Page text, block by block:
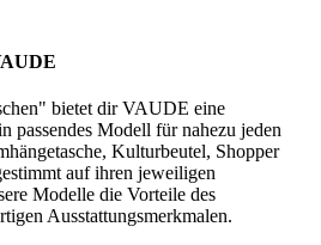
bietet dir VAUDE eine
passendes Modell für nahezu jeden
Kulturbeutel, Shopper
auf ihren jeweiligen
Modelle die Vorteile des
Ausstattungsmerkmalen.